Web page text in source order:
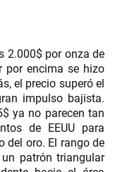
2.000$ por onza de
por encima se hizo
el precio superó el
impulso bajista.
ya no parecen tan
de EEUU para
del oro. El rango de
patrón triangular